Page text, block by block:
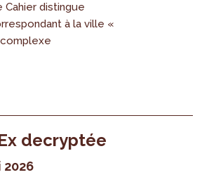
distingue
à la ville «
decryptée
2026